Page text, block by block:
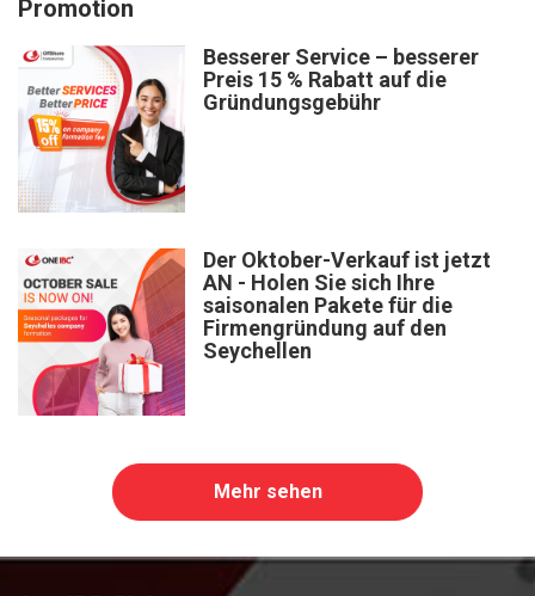
Promotion
Besserer Service – besserer
Preis 15 % Rabatt auf die
Gründungsgebühr
Der Oktober-Verkauf ist jetzt
AN - Holen Sie sich Ihre
saisonalen Pakete für die
Firmengründung auf den
Seychellen
Mehr sehen